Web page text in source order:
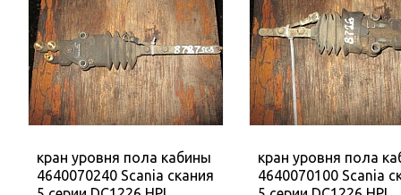
кран уровня пола кабины
4640070240 Scania скания
кран уровня пола
4640070100 Scania